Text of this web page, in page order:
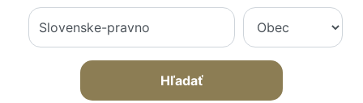
Hľadať